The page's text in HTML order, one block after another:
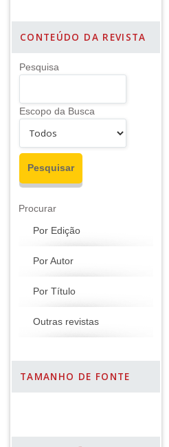
CONTEÚDO DA REVISTA
Pesquisa
Escopo da Busca
Procurar
Por Edição
Por Autor
Por Título
Outras revistas
TAMANHO DE FONTE